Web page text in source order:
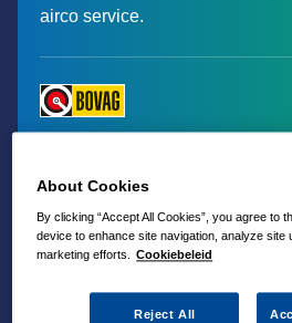
airco service.
About Cookies
By clicking “Accept All Cookies”, you agree to
device to enhance site navigation, analyze site
marketing efforts.
Cookiebeleid
Reject All